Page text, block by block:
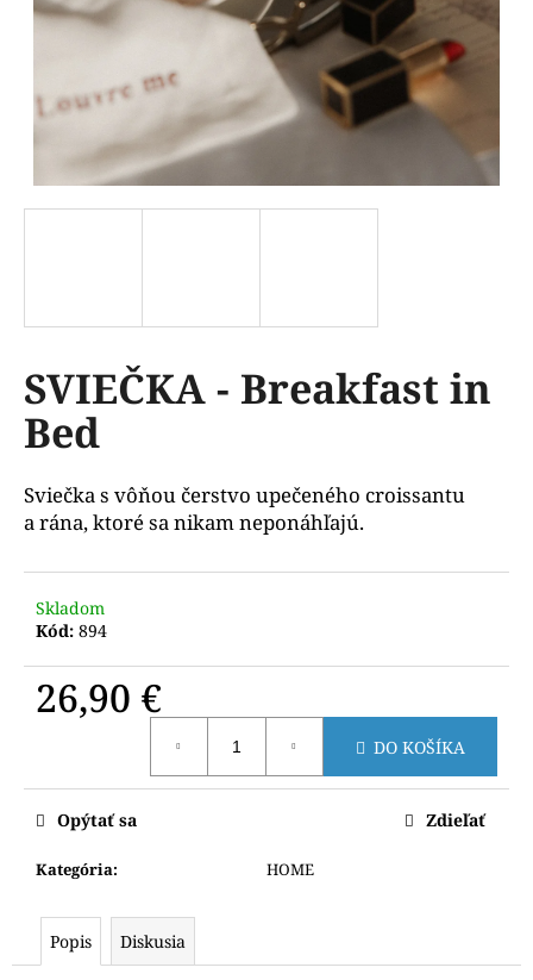
SVIEČKA - Breakfast in
Bed
Sviečka s vôňou čerstvo upečeného croissantu
a rána, ktoré sa nikam neponáhľajú.
Skladom
Kód: 894
26,90 €
DO KOŠÍKA
Kategória: HOME
Opýtať sa Zdieľať
Popis Diskusia
á
s
ť
O
d
p
r
ú
č
a
e